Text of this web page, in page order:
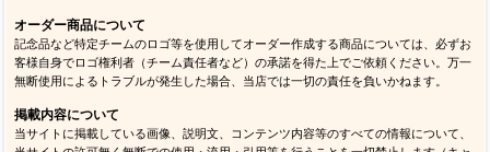
オーダー商品について
記念品など特定チームのロゴ等を使用してオーダー作成する商品については、必ずお
客様自身でロゴ権利者（チーム責任者など）の承諾を得た上でご依頼ください。万一
無断使用によるトラブルが発生した場合、当店では一切の責任を負いかねます。
掲載内容について
当サイトに掲載している画像、説明文、コンテンツ内容等のすべての情報について、